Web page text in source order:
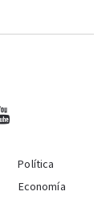
Política
Economía